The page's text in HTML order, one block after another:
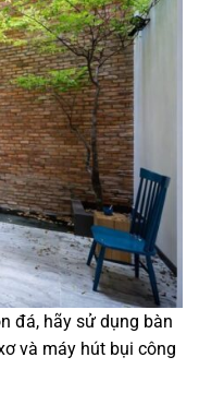
đá, hãy sử dụng bàn
và máy hút bụi công